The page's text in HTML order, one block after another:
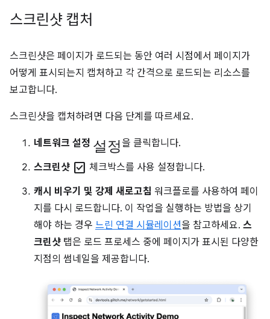
스크린샷 캡처
스크린샷은 페이지가 로드되는 동안 여러 시점에서 페이지가
어떻게 표시되는지 캡처하고 각 간격으로 로드되는 리소스를
보고합니다.
스크린샷을 캡처하려면 다음 단계를 따르세요.
네트워크 설정 설정 을 클릭합니다.
스크린샷 check_box 체크박스를 사용 설정합니다.
캐시 비우기 및 강제 새로고침 워크플로를 사용하여 페이
지를 다시 로드합니다. 이 작업을 실행하는 방법을 상기
해야 하는 경우 느린 연결 시뮬레이션을 참고하세요. 스
크린샷 탭은 로드 프로세스 중에 페이지가 표시된 다양한
지점의 썸네일을 제공합니다.